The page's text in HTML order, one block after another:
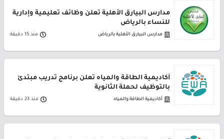
مدارس البيارق الأهلية تعلن وظائف تعليمية وإدارية
للنساء بالرياض
مدارس البيارق الأهلية بالرياض منذ 15 دقيقة
أكاديمية الطاقة والمياه تعلن برنامج تدريب مبتدئ
بالتوظيف لحملة الثانوية
أكاديمية الطاقة والمياه منذ 23 دقيقة